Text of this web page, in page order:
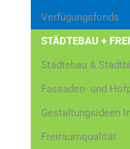
Verfügungsfonds
STÄDTEBAU +
Städtebau &
Fassaden- und
Gestaltungsideen
Freiraumqualität